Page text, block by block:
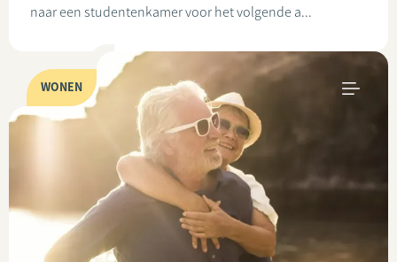
naar een studentenkamer voor het volgende a...
WONEN